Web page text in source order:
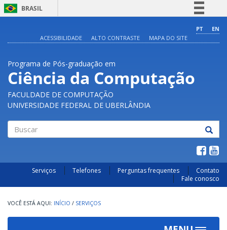
BRASIL
Comunica BR
Acesso à informação
Legislação
PT
EN
ACESSIBILIDADE
ALTO CONTRASTE MAPA DO SITE
Programa de Pós-graduação em
Ciência da Computação
FACULDADE DE COMPUTAÇÃO
UNIVERSIDADE FEDERAL DE UBERLÂNDIA
Serviços Telefones Perguntas frequentes
Contato
Fale conosco
INÍCIO / SERVIÇOS